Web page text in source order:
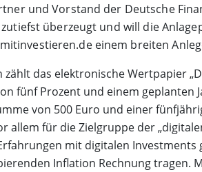
und Vorstand der Deutsche
überzeugt und will die
einem breiten
das elektronische Wertpapier
fünf Prozent und einem geplanten
von 500 Euro und einer
allem für die Zielgruppe der
mit digitalen
Inflation Rechnung tragen.